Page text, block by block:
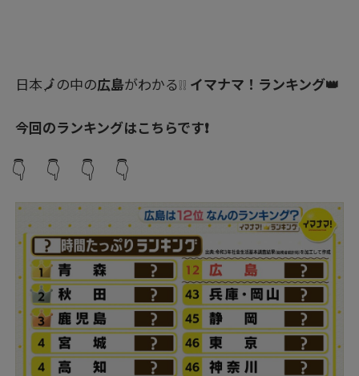
日本🗾の中の広島がわかる❕❕ イマナマ！ランキング👑
今回のランキングはこちらです❗
👇 👇 👇 👇